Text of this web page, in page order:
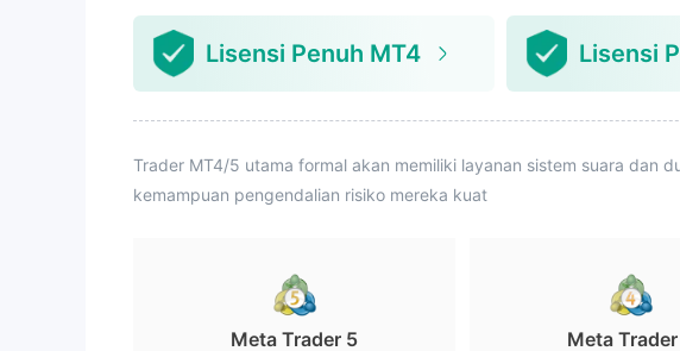
Lisensi Penuh MT4 Lisensi
Trader MT4/5 utama formal akan memiliki layanan sistem suara dan
kemampuan pengendalian risiko mereka kuat
Meta Trader 5 Meta